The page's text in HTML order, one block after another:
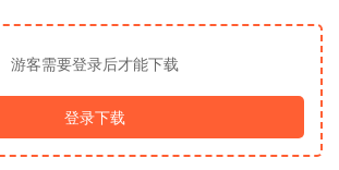
游客需要登录后才能下载
登录下载